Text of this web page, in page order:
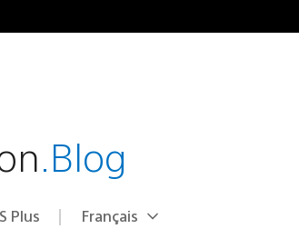
.Blog
Plus Choisir
Région
Français